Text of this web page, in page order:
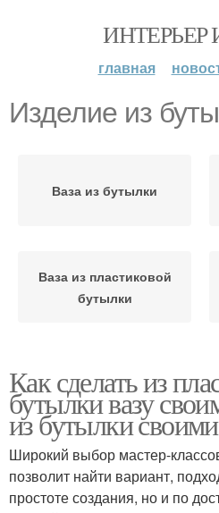
ИНТЕРЬЕР
главная
Изделие из
Ваза из бутылки
Ваза из пластиковой
бутылки
Вазы из бутылок
Как сделать из
бутылки вазу
из бутылки
Широкий выбор мастер-
позволит найти вариант,
простоте создания, но и по